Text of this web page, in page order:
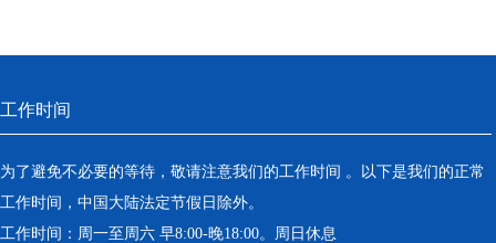
工作时间
为了避免不必要的等待，敬请注意我们的工作时间 。以下是我们的正常
工作时间，中国大陆法定节假日除外。
工作时间：周一至周六 早8:00-晚18:00。周日休息